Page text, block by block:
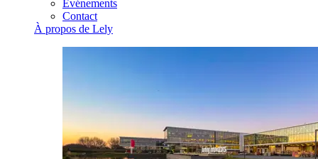
Evénements
Contact
À propos de Lely